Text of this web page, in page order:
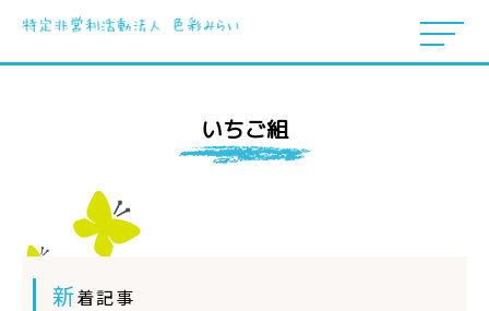
いちご組
新着記事